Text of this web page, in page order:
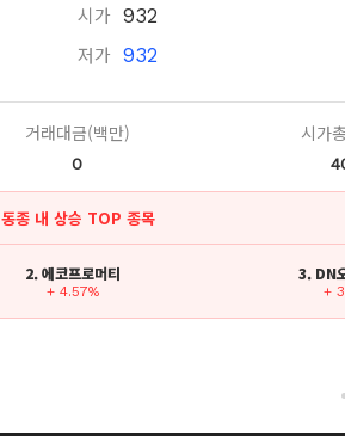
시가 932
저가 932
거래대금(백만)
0
시가
동종 내 상승 TOP 종목
2. 에코프로머티
+ 4.57%
3. DN
+